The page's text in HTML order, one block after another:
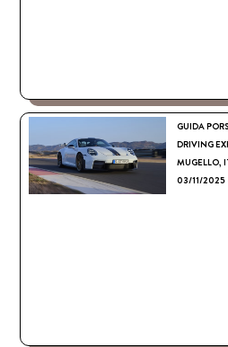
GUIDA
DRIVING
MUGELLO,
03/11/2025